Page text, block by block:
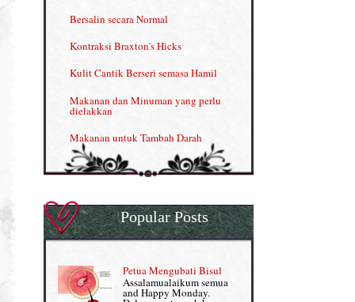
Nutrisi untuk Ikhtiar Hamil
OMEGA GUARD
Omega Guard: EPA & DHA for kids
OSTEMATRIX
Pantang Larang dalam Pengambilan
Vitamin
Persediaan Haji & Umrah
Bersalin secara Normal
Kontraksi Braxton's Hicks
Kulit Cantik Berseri semasa Hamil
Makanan dan Minuman yang perlu
dielakkan
Makanan untuk Tambah Darah
Masalah HB rendah?
Normal VS Czer
Pemakanan Semasa Hamil
Penyusuan Bayi
Popular Posts
Petua Mengubati Bisul
Assalamualaikum semua
and Happy Monday.